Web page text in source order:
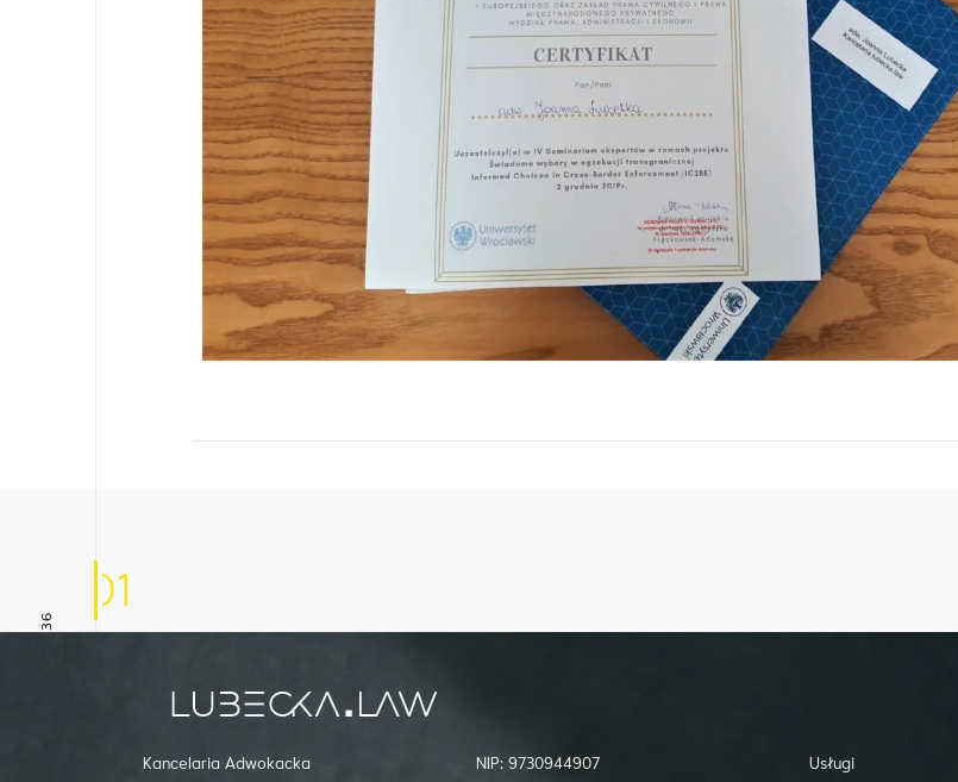
+48 666 085 936
01
Kancelaria Adwokacka NIP: 9730944907 Usługi